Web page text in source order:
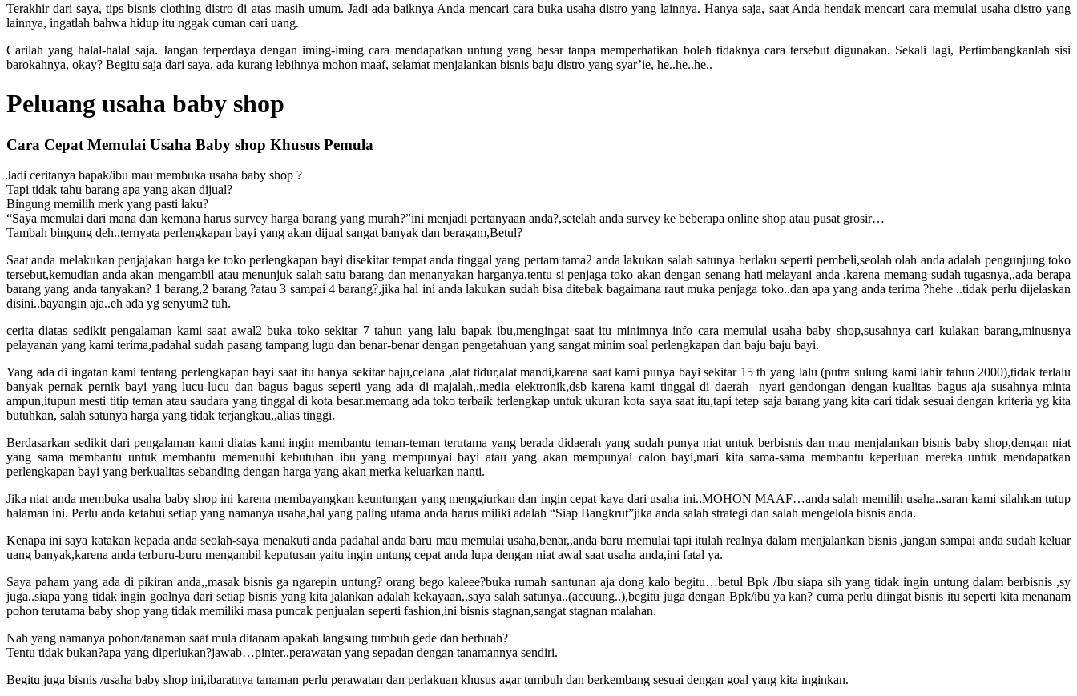
Terakhir dari saya, tips bisnis clothing distro di atas masih umum. Jadi ada baiknya Anda mencari cara buka usaha distro yang lainnya. Hanya saja, saat Anda hendak mencari cara memulai usaha distro yang
lainnya, ingatlah bahwa hidup itu nggak cuman cari uang.
Carilah yang halal-halal saja. Jangan terperdaya dengan iming-iming cara mendapatkan untung yang besar tanpa memperhatikan boleh tidaknya cara tersebut digunakan. Sekali lagi, Pertimbangkanlah sisi
barokahnya, okay? Begitu saja dari saya, ada kurang lebihnya mohon maaf, selamat menjalankan bisnis baju distro yang syar’ie, he..he..he..
Peluang usaha baby shop
Cara Cepat Memulai Usaha Baby shop Khusus Pemula
Jadi ceritanya bapak/ibu mau membuka usaha baby shop ?
Tapi tidak tahu barang apa yang akan dijual?
Bingung memilih merk yang pasti laku?
“Saya memulai dari mana dan kemana harus survey harga barang yang murah?”ini menjadi pertanyaan anda?,setelah anda survey ke beberapa online shop atau pusat grosir…
Tambah bingung deh..ternyata perlengkapan bayi yang akan dijual sangat banyak dan beragam,Betul?
Saat anda melakukan penjajakan harga ke toko perlengkapan bayi disekitar tempat anda tinggal yang pertam tama2 anda lakukan salah satunya berlaku seperti pembeli,seolah olah anda adalah pengunjung toko
tersebut,kemudian anda akan mengambil atau menunjuk salah satu barang dan menanyakan harganya,tentu si penjaga toko akan dengan senang hati melayani anda ,karena memang sudah tugasnya,,ada berapa
barang yang anda tanyakan? 1 barang,2 barang ?atau 3 sampai 4 barang?,jika hal ini anda lakukan sudah bisa ditebak bagaimana raut muka penjaga toko..dan apa yang anda terima ?hehe ..tidak perlu dijelaskan
disini..bayangin aja..eh ada yg senyum2 tuh.
cerita diatas sedikit pengalaman kami saat awal2 buka toko sekitar 7 tahun yang lalu bapak ibu,mengingat saat itu minimnya info cara memulai usaha baby shop,susahnya cari kulakan barang,minusnya
pelayanan yang kami terima,padahal sudah pasang tampang lugu dan benar-benar dengan pengetahuan yang sangat minim soal perlengkapan dan baju baju bayi.
Yang ada di ingatan kami tentang perlengkapan bayi saat itu hanya sekitar baju,celana ,alat tidur,alat mandi,karena saat kami punya bayi sekitar 15 th yang lalu (putra sulung kami lahir tahun 2000),tidak terlalu
banyak pernak pernik bayi yang lucu-lucu dan bagus bagus seperti yang ada di majalah,,media elektronik,dsb karena kami tinggal di daerah nyari gendongan dengan kualitas bagus aja susahnya minta
ampun,itupun mesti titip teman atau saudara yang tinggal di kota besar.memang ada toko terbaik terlengkap untuk ukuran kota saya saat itu,tapi tetep saja barang yang kita cari tidak sesuai dengan kriteria yg kita
butuhkan, salah satunya harga yang tidak terjangkau,,alias tinggi.
Berdasarkan sedikit dari pengalaman kami diatas kami ingin membantu teman-teman terutama yang berada didaerah yang sudah punya niat untuk berbisnis dan mau menjalankan bisnis baby shop,dengan niat
yang sama membantu untuk membantu memenuhi kebutuhan ibu yang mempunyai bayi atau yang akan mempunyai calon bayi,mari kita sama-sama membantu keperluan mereka untuk mendapatkan
perlengkapan bayi yang berkualitas sebanding dengan harga yang akan merka keluarkan nanti.
Jika niat anda membuka usaha baby shop ini karena membayangkan keuntungan yang menggiurkan dan ingin cepat kaya dari usaha ini..MOHON MAAF…anda salah memilih usaha..saran kami silahkan tutup
halaman ini. Perlu anda ketahui setiap yang namanya usaha,hal yang paling utama anda harus miliki adalah “Siap Bangkrut”jika anda salah strategi dan salah mengelola bisnis anda.
Kenapa ini saya katakan kepada anda seolah-saya menakuti anda padahal anda baru mau memulai usaha,benar,,anda baru memulai tapi itulah realnya dalam menjalankan bisnis ,jangan sampai anda sudah keluar
uang banyak,karena anda terburu-buru mengambil keputusan yaitu ingin untung cepat anda lupa dengan niat awal saat usaha anda,ini fatal ya.
Saya paham yang ada di pikiran anda,,masak bisnis ga ngarepin untung? orang bego kaleee?buka rumah santunan aja dong kalo begitu…betul Bpk /Ibu siapa sih yang tidak ingin untung dalam berbisnis ,sy
juga..siapa yang tidak ingin goalnya dari setiap bisnis yang kita jalankan adalah kekayaan,,saya salah satunya..(accuung..),begitu juga dengan Bpk/ibu ya kan? cuma perlu diingat bisnis itu seperti kita menanam
pohon terutama baby shop yang tidak memiliki masa puncak penjualan seperti fashion,ini bisnis stagnan,sangat stagnan malahan.
Nah yang namanya pohon/tanaman saat mula ditanam apakah langsung tumbuh gede dan berbuah?
Tentu tidak bukan?apa yang diperlukan?jawab…pinter..perawatan yang sepadan dengan tanamannya sendiri.
Begitu juga bisnis /usaha baby shop ini,ibaratnya tanaman perlu perawatan dan perlakuan khusus agar tumbuh dan berkembang sesuai dengan goal yang kita inginkan.